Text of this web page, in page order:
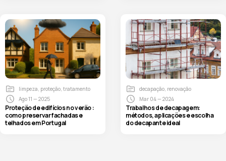
limpeza, proteção, tratamento
Ago 11 — 2025
Proteção de edifícios no verão :
como preservar fachadas e
telhados em Portugal
decapação, renovação
Mar 04 — 2024
Trabalhos de decapagem:
métodos, aplicações e escolha
do decapante ideal